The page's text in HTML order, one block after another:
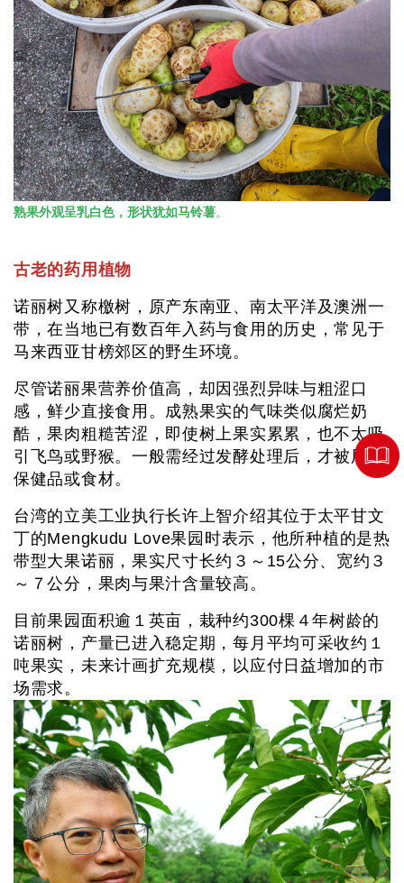
熟果外观呈乳白色，形状犹如马铃薯。
古老的药用植物
诺丽树又称檄树，原产东南亚、南太平洋及澳洲一
带，在当地已有数百年入药与食用的历史，常见于
马来西亚甘榜郊区的野生环境。
尽管诺丽果营养价值高，却因强烈异味与粗涩口
感，鲜少直接食用。成熟果实的气味类似腐烂奶
酷，果肉粗糙苦涩，即使树上果实累累，也不太吸
引飞鸟或野猴。一般需经过发酵处理后，才被用作
保健品或食材。
台湾的立美工业执行长许上智介绍其位于太平甘文
丁的Mengkudu Love果园时表示，他所种植的是热
带型大果诺丽，果实尺寸长约３～15公分、宽约３
～７公分，果肉与果汁含量较高。
目前果园面积逾１英亩，栽种约300棵４年树龄的
诺丽树，产量已进入稳定期，每月平均可采收约１
吨果实，未来计画扩充规模，以应付日益增加的市
场需求。